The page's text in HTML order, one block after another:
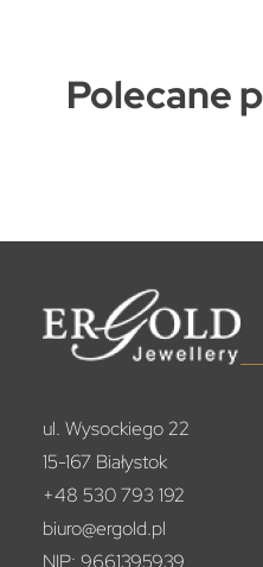
Polecane
ul. Wysockiego 22
15-167 Białystok
+48 530 793 192
biuro@ergold.pl
NIP: 9661395939